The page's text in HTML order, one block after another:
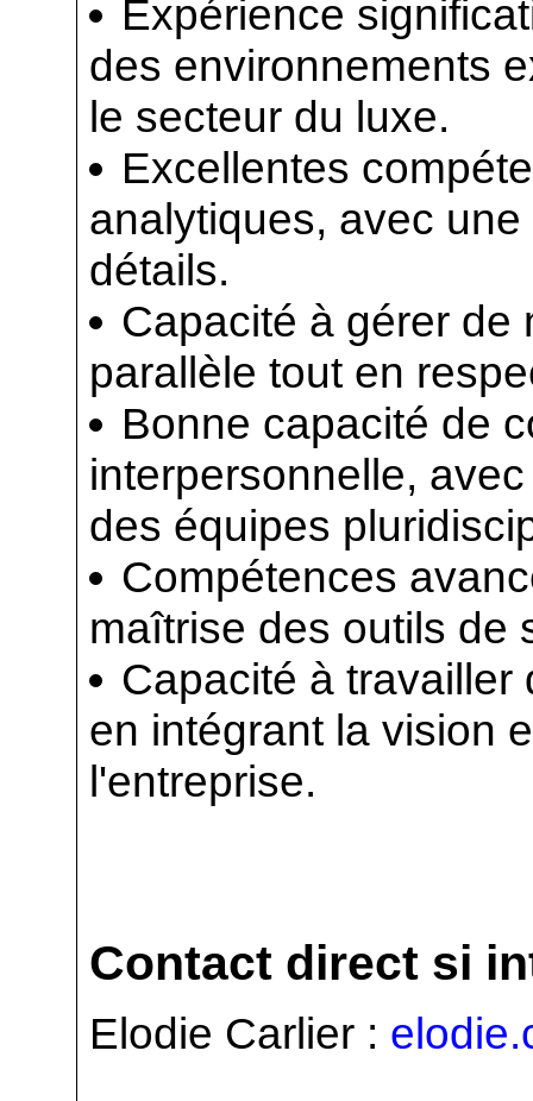
Expérience
des environnements
le secteur du luxe.
Excellentes
analytiques, avec
détails.
Capacité à gérer de
parallèle tout en
Bonne capacité de
interpersonnelle,
des équipes
Compétences
maîtrise des outils de
Capacité à travailler
en intégrant la vision
l'entreprise.
Contact direct si
Elodie Carlier :